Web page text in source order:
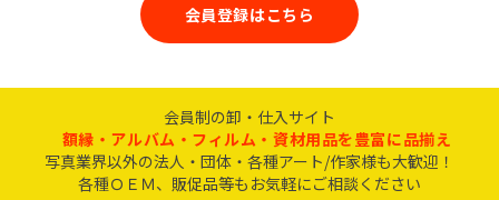
会員登録はこちら
会員制の卸・仕入サイト
額縁・アルバム・フィルム・資材用品を豊富に品揃え
写真業界以外の法人・団体・各種アート/作家様も大歓迎！
各種ＯＥＭ、販促品等もお気軽にご相談ください